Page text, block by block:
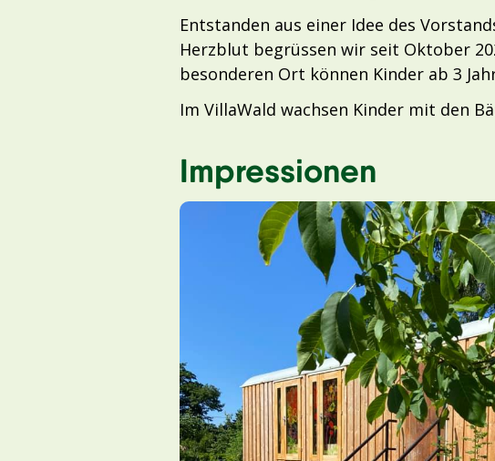
Entstanden aus einer Idee des
Herzblut begrüssen wir seit Oktober
besonderen Ort können Kinder ab 3
Im VillaWald wachsen Kinder mit den
Impressionen